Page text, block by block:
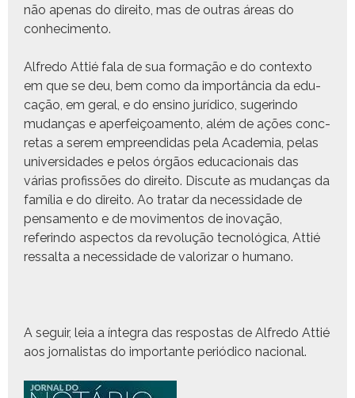
não ape­nas do dire­ito, mas de out­ras áreas do
conhecimento.
Alfre­do Attié fala de sua for­mação e do con­tex­to
em que se deu, bem como da importân­cia da edu­
cação, em ger­al, e do ensi­no jurídi­co, sug­erindo
mudanças e aper­feiçoa­men­to, além de ações conc­
re­tas a serem empreen­di­das pela Acad­e­mia, pelas
uni­ver­si­dades e pelos órgãos edu­ca­cionais das
várias profis­sões do dire­ito. Dis­cute as mudanças da
família e do dire­ito. Ao tratar da neces­si­dade de
pen­sa­men­to e de movi­men­tos de ino­vação,
referindo aspec­tos da rev­olução tec­nológ­i­ca, Attié
ressalta a neces­si­dade de val­orizar o humano.
A seguir, leia a ínte­gra das respostas de Alfre­do Attié
aos jor­nal­is­tas do impor­tante per­iódi­co nacional.